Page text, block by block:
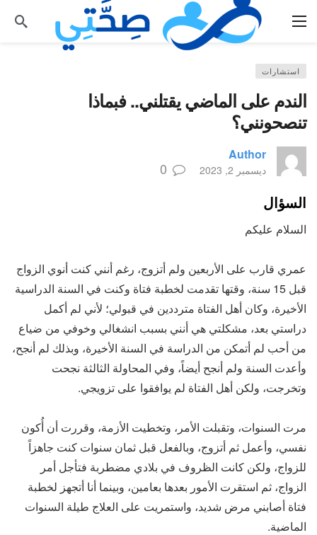
استشارات
الندم على الماضي يقتلني.. فبماذا
تنصحونني؟
Author
ديسمبر 2, 2023 0
السؤال
السلام عليكم
عمري قارب على الأربعين ولم أتزوج، رغم أنني كنت أنوي الزواج
قبل 15 سنة، وقتها تقدمت لخطبة فتاة وكنت في السنة الدراسية
الأخيرة، وكان أهل الفتاة مترددين في قبولي؛ لأني لم أكمل
دراستي بعد، مشكلتي هي أنني بسبب انشغالي وخوفي من ضياع
من أحب لم أتمكن من الدراسة في السنة الأخيرة، وبذلك لم أنجح،
وأعدت السنة ولم أنجح أيضاً، وفي المحاولة الثالثة نجحت
وتخرجت، ولكن أهل الفتاة لم يوافقوا على تزويجي.
مرت السنوات، وتقبلت الأمر، وتخطيت الأزمة، وقررت أن أُكون
نفسي، وأعمل ثم أتزوج، وبالفعل قبل ثمان سنوات كنت جاهزاً
للزواج، ولكن كانت الظروف في بلادي مضطربة فتأجل أمر
الزواج، ثم استقرت الأمور بعدها بعامين، وبينما أنا أتجهز لخطبة
فتاة أصابني مرض شديد، واستمريت على العلاج طيلة السنوات
الماضية.